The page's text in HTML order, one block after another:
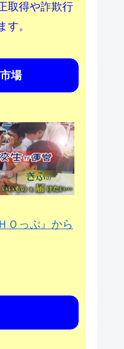
取得や詐欺行
す。
場
Ｏっぷ』から